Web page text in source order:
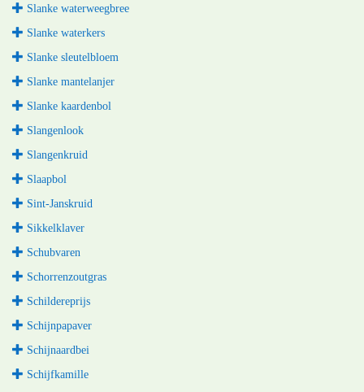
Slanke waterweegbree
Slanke waterkers
Slanke sleutelbloem
Slanke mantelanjer
Slanke kaardenbol
Slangenlook
Slangenkruid
Slaapbol
Sint-Janskruid
Sikkelklaver
Schubvaren
Schorrenzoutgras
Schildereprijs
Schijnpapaver
Schijnaardbei
Schijfkamille